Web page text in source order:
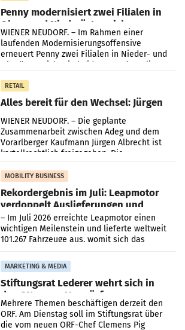
Penny modernisiert zwei Filialen in
Ober- und Niederösterreich
WIENER NEUDORF. – Im Rahmen einer
laufenden Modernisierungsoffensive
erneuert Penny zwei Filialen in Nieder- und
Oberösterreich. Die beiden Standorte liegen
RETAIL
Alles bereit für den Wechsel: Jürgen
Albrecht setzt ab 1.1.2027 auf Adeg
WIENER NEUDORF. – Die geplante
Zusammenarbeit zwischen Adeg und dem
Vorarlberger Kaufmann Jürgen Albrecht ist
kartellrechtlich freigegeben: Die
Bundeswettbewerbsbehörde und der
Bundeskartellanwalt
MOBILITY BUSINESS
Rekordergebnis im Juli: Leapmotor
verdoppelt Auslieferungen und
überschreitet die 100.000er-Marke
– Im Juli 2026 erreichte Leapmotor einen
wichtigen Meilenstein und lieferte weltweit
101.267 Fahrzeuge aus, womit sich das
Ergebnis gegenüber Juli 2025 mehr als
verdoppelte (+102
MARKETING & MEDIA
Stiftungsrat Lederer wehrt sich in
den SN gegen Vorwürfe
Mehrere Themen beschäftigen derzeit den
ORF. Am Dienstag soll im Stiftungsrat über
die vom neuen ORF-Chef Clemens Pig